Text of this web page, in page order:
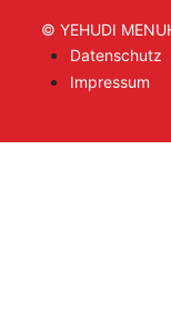
© YEHUDI
Datenschutz
Impressum